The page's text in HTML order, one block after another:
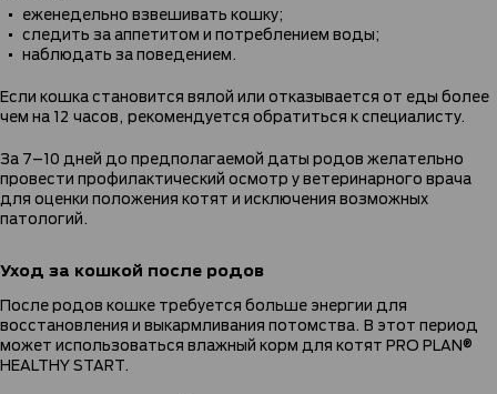
еженедельно взвешивать кошку;
следить за аппетитом и потреблением воды;
наблюдать за поведением.
Если кошка становится вялой или отказывается от еды более
чем на 12 часов, рекомендуется обратиться к специалисту.
За 7–10 дней до предполагаемой даты родов желательно
провести профилактический осмотр у ветеринарного врача
для оценки положения котят и исключения возможных
патологий.
Уход за кошкой после родов
После родов кошке требуется больше энергии для
восстановления и выкармливания потомства. В этот период
может использоваться влажный корм для котят PRO PLAN®
HEALTHY START.